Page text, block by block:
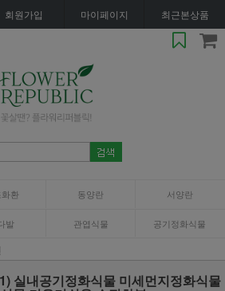
회원가입 마이페이지 최근본상품
환 동양란 서양란
발 관엽식물 공기정화식물
실내공기정화식물 미세먼지정화식물